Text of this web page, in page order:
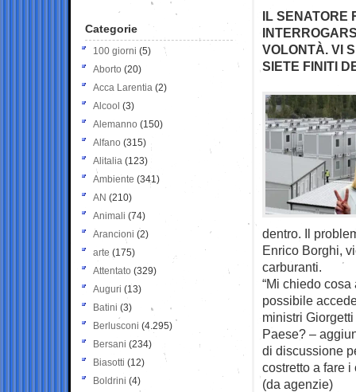
IL SENATORE
VOLONTÀ. VI
SIETE FINITI
dentro. Il
Enrico Borghi,
carburanti.
“Mi chiedo
possibile
ministri
Paese? –
di discussione
costretto a fare i
(da agenzie)
Categorie
100 giorni (5)
Aborto (20)
Acca Larentia (2)
Alcool (3)
Alemanno (150)
Alfano (315)
Alitalia (123)
Ambiente (341)
AN (210)
Animali (74)
Arancioni (2)
arte (175)
Attentato (329)
Auguri (13)
Batini (3)
Berlusconi (4.295)
Bersani (234)
Biasotti (12)
Boldrini (4)